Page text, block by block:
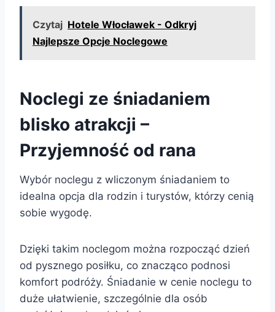
Czytaj Hotele Włocławek - Odkryj
Najlepsze Opcje Noclegowe
Noclegi ze śniadaniem
blisko atrakcji –
Przyjemność od rana
Wybór noclegu z wliczonym śniadaniem to
idealna opcja dla rodzin i turystów, którzy cenią
sobie wygodę.
Dzięki takim noclegom można rozpocząć dzień
od pysznego posiłku, co znacząco podnosi
komfort podróży. Śniadanie w cenie noclegu to
duże ułatwienie, szczególnie dla osób